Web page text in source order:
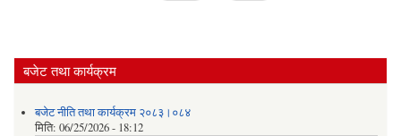
बजेट तथा कार्यक्रम
बजेट नीति तथा कार्यक्रम २०८३।०८४
मिति: 06/25/2026 - 18:12